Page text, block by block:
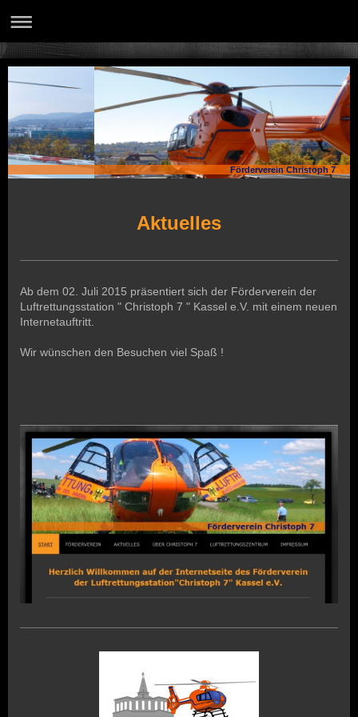
Förderverein Christoph 7
Aktuelles
Ab dem 02. Juli 2015 präsentiert sich der Förderverein der
Luftrettungsstation " Christoph 7 " Kassel e.V. mit einem neuen
Internetauftritt.
Wir wünschen den Besuchen viel Spaß !